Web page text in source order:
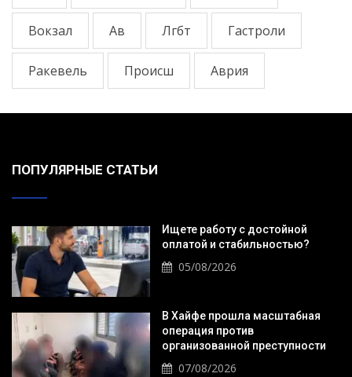
Вокзал Ав Лгбт Гастроли
Ракевель Происш Аврия
ПОПУЛЯРНЫЕ СТАТЬИ
Ищете работу с достойной
оплатой и стабильностью?
05/08/2026
В Хайфе прошла масштабная
операция против
организованной преступности
07/08/2026